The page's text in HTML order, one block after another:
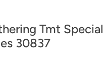
Tmt Special
30837